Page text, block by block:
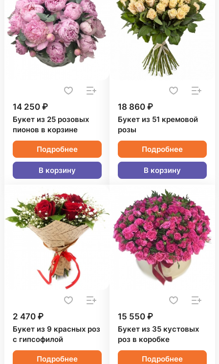
14 250 ₽
Букет из 25 розовых
пионов в корзине
Подробнее
В корзину
18 860 ₽
Букет из 51 кремовой
розы
Подробнее
В корзину
2 470 ₽
Букет из 9 красных роз
с гипсофилой
Подробнее
15 550 ₽
Букет из 35 кустовых
роз в коробке
Подробнее